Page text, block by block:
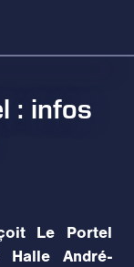
: infos
Le Portel
André-